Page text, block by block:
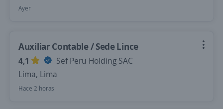
Ayer
Auxiliar Contable / Sede Lince
4,1
Sef Peru Holding SAC
Lima, Lima
Hace 2 horas